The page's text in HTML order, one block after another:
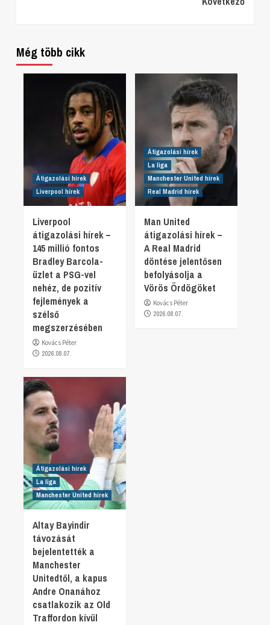
Még több cikk
Átigazolási hírek
Liverpool hírek
Liverpool
átigazolási hírek –
145 millió fontos
Bradley Barcola-
üzlet a PSG-vel
nehéz, de pozitív
fejlemények a
szélső
megszerzésében
Kovács Péter
2026.08.07.
Átigazolási hírek
La liga
Manchester United hírek
Real Madrid hírek
Man United
átigazolási hírek –
A Real Madrid
döntése jelentősen
befolyásolja a
Vörös Ördögöket
Kovács Péter
2026.08.07.
Átigazolási hírek
La liga
Manchester United hírek
Altay Bayindir
távozását
bejelentették a
Manchester
Unitedtől, a kapus
Andre Onanához
csatlakozik az Old
Traffordon kívül